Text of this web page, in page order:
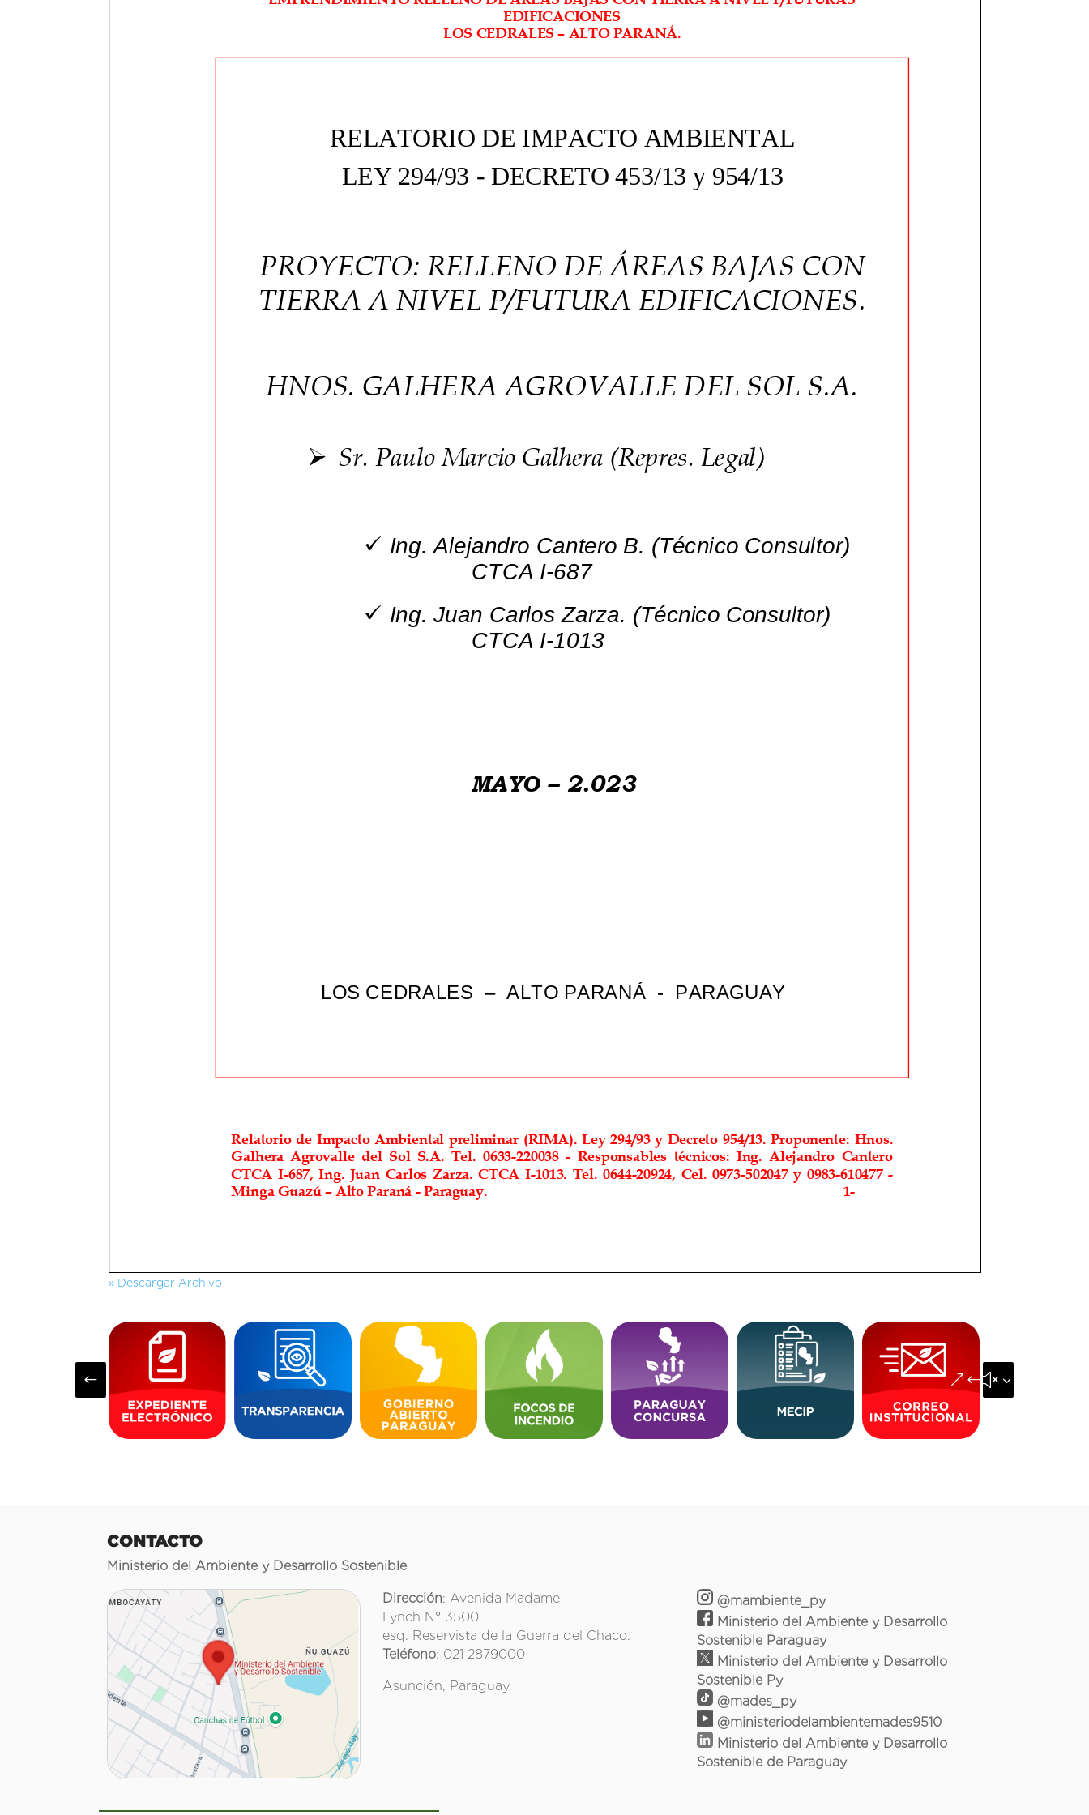
» Descargar Archivo
# &#x35;
CONTACTO
Ministerio del Ambiente y Desarrollo Sostenible
Dirección: Avenida Madame
Lynch N° 3500.
esq. Reservista de la Guerra del Chaco.
Teléfono: 021 2879000
Asunción, Paraguay.
@mambiente_py
Ministerio del Ambiente y Desarrollo
Sostenible Paraguay
Ministerio del Ambiente y Desarrollo
Sostenible Py
@mades_py
@ministeriodelambientemades9510
Ministerio del Ambiente y Desarrollo
Sostenible de Paraguay